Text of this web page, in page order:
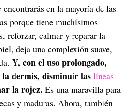
en la mayoría de las
porque tiene muchísimos
reforzar, calmar y reparar la
deja una complexión suave,
Y, con el uso prolongado,
la dermis, disminuir las líneas
la rojez. Es una maravilla para
y maduras. Ahora, también